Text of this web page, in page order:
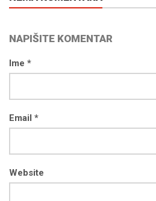
NAPIŠITE KOMENTAR
Ime *
Email *
Website